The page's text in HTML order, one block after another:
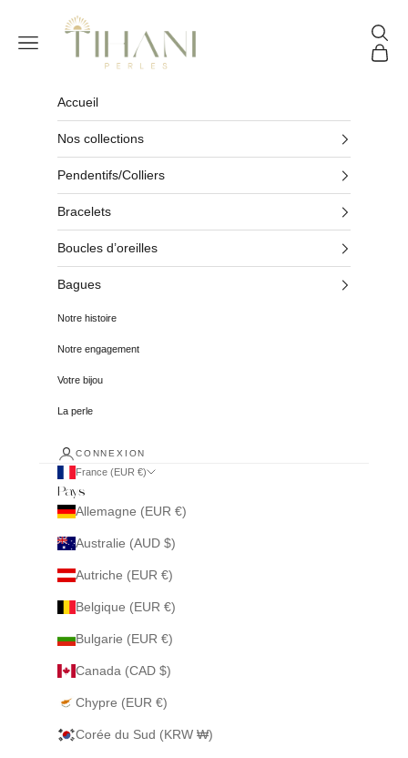
Tihani Perles
Menu
Panier
Accueil
Nos collections
Pendentifs/Colliers
Bracelets
Boucles d’oreilles
Bagues
Notre histoire
Notre engagement
Votre bijou
La perle
CONNEXION
France (EUR €)
Pays
Allemagne (EUR €)
Australie (AUD $)
Autriche (EUR €)
Belgique (EUR €)
Bulgarie (EUR €)
Canada (CAD $)
Chypre (EUR €)
Corée du Sud (KRW ₩)